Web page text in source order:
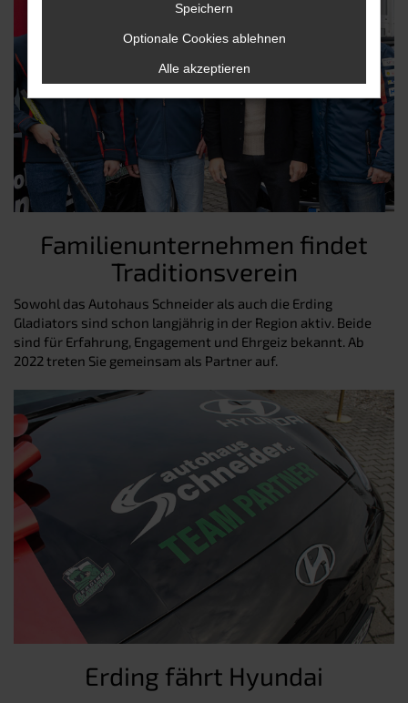
Familienunternehmen findet
Traditionsverein
Sowohl das Autohaus Schneider als auch die Erding
Gladiators sind schon langjährig in der Region aktiv. Beide
sind für Erfahrung, Engagement und Ehrgeiz bekannt. Ab
2022 treten Sie gemeinsam als Partner auf.
Erding fährt Hyundai
Speichern
Optionale Cookies ablehnen
Alle akzeptieren